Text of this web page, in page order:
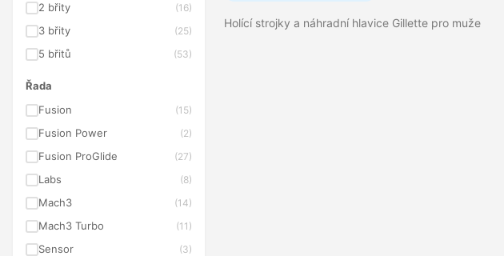
2 břity
(16)
3 břity (25)
5 břitů (53)
Řada
Fusion
(15)
Fusion Power (2)
Fusion ProGlide (27)
Labs (8)
Mach3 (14)
Mach3 Turbo (11)
Sensor (3)
Holící strojky a náhradní hlavice Gillette pro muže